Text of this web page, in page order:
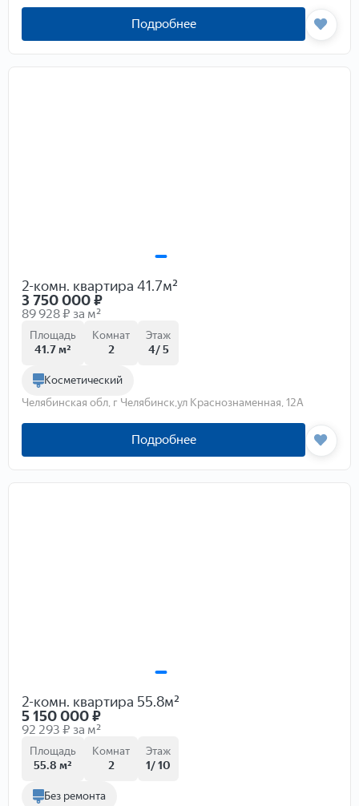
Подробнее
2-комн. квартира 41.7м²
3 750 000₽
89 928 ₽ за м²
Площадь
41.7 м²
Комнат
2
Этаж
4/ 5
Косметический
Челябинская обл, г Челябинск,ул Краснознаменная, 12А
Подробнее
2-комн. квартира 55.8м²
5 150 000₽
92 293 ₽ за м²
Площадь
55.8 м²
Комнат
2
Этаж
1/ 10
Без ремонта